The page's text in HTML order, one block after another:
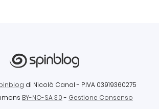
di Nicolò Canal - P.IVA 03919360275
BY-NC-SA 3.0- Gestione Consenso